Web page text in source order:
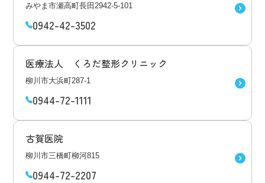
みやま市瀬高町長田2942-5-101
0942-42-3502
医療法人 くろだ整形クリニック
柳川市大浜町287-1
0944-72-1111
古賀医院
柳川市三橋町柳河815
0944-72-2207